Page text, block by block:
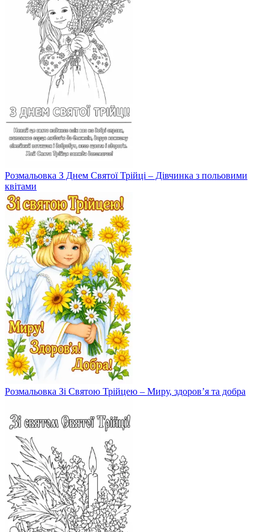
Розмальовка З Днем Святої Трійці – Дівчинка з польовими
квітами
Розмальовка Зі Святою Трійцею – Миру, здоров’я та добра